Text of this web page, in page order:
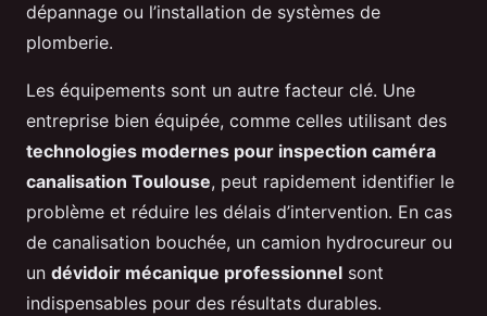
dépannage ou l’installation de systèmes de
plomberie.
Les équipements sont un autre facteur clé. Une
entreprise bien équipée, comme celles utilisant des
technologies modernes pour inspection caméra
canalisation Toulouse, peut rapidement identifier le
problème et réduire les délais d’intervention. En cas
de canalisation bouchée, un camion hydrocureur ou
un dévidoir mécanique professionnel sont
indispensables pour des résultats durables.